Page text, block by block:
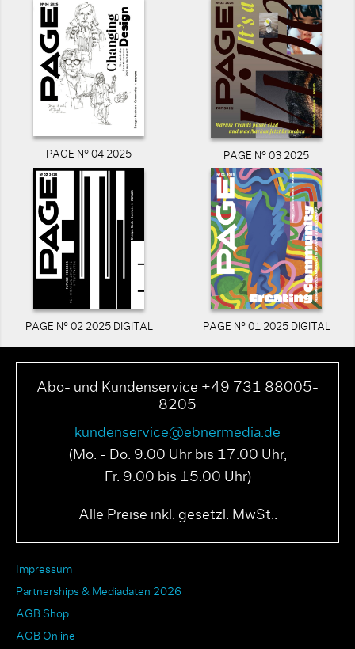
PAGE N° 04 2025 PAGE N° 03 2025
PAGE N° 02 2025 DIGITAL PAGE N° 01 2025 DIGITAL
Abo- und Kundenservice +49 731 88005-
8205
kundenservice@ebnermedia.de
(Mo. - Do. 9.00 Uhr bis 17.00 Uhr,
Fr. 9.00 bis 15.00 Uhr)
Alle Preise inkl. gesetzl. MwSt..
Impressum
Partnerships & Mediadaten 2026
AGB Shop
AGB Online